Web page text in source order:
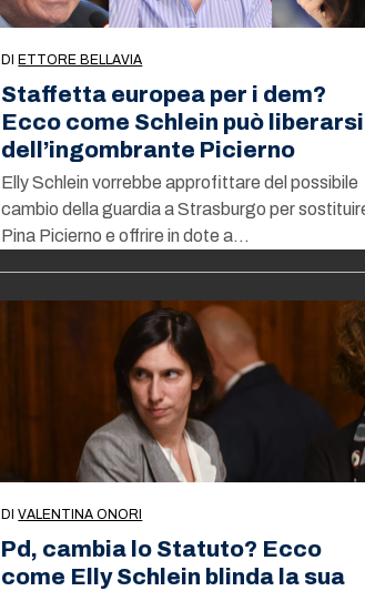
DIETTORE BELLAVIA
Staffetta europea per i dem?
Ecco come Schlein può liberarsi
dell’ingombrante Picierno
Elly Schlein vorrebbe approfittare del possibile
cambio della guardia a Strasburgo per
Pina Picierno e offrire in dote a…
DIVALENTINA ONORI
Pd, cambia lo Statuto? Ecco
come Elly Schlein blinda la sua